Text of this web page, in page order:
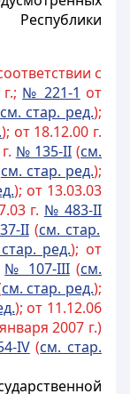
с
№ 221-1 от
см. стар. ред.);
); от 18.12.00 г.
№ 135-II (см.
см. стар. ред.);
); от 13.03.03
г. № 483-II
II(см. стар.
ред.); от
№ 107-III(см.
см. стар. ред.);
); от 11.12.06
2007 г.)
IV(см. стар.